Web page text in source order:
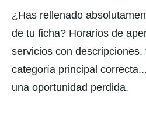
¿Has rellenado
de tu ficha? Horarios de
servicios con
categoría principal
una oportunidad perdida.